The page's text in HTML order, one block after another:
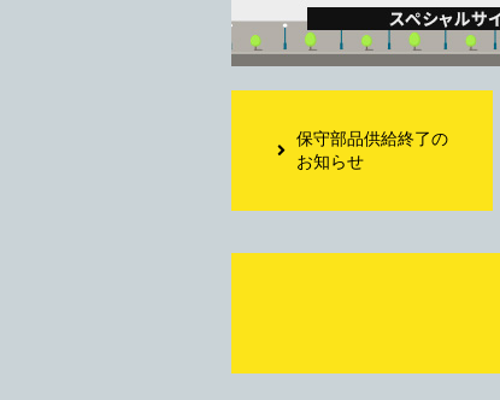
保守部品供給終了の
お知らせ